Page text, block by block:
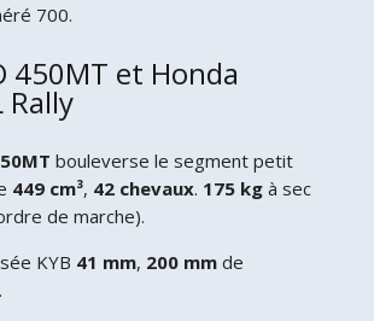
700.
450MT et Honda
Rally
bouleverse le segment petit
449 cm³, 42 chevaux. 175 kgà sec
de marche).
KYB 41 mm, 200 mmde